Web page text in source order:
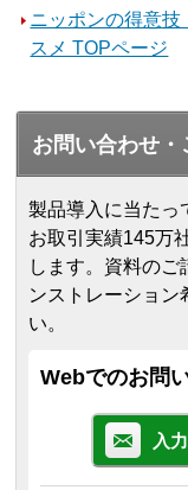
ニッポンの得意技
スメ TOPページ
お問い合わせ・
製品導入に当たっ
お取引実績145万
します。 資料のご
ンストレーション
い。
Webでのお問
入